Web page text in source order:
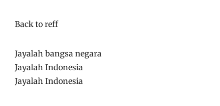
Back to reff
Jayalah bangsa negara
Jayalah Indonesia
Jayalah Indonesia